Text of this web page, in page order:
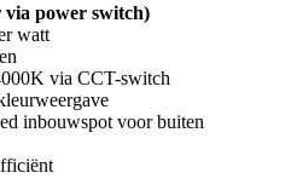
via power switch)
watt
via CCT-switch
inbouwspot voor buiten